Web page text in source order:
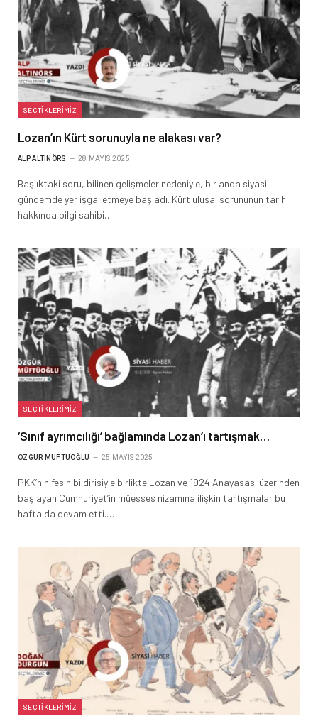
SEÇTIKLERIMIZ
Lozan’ın Kürt sorunuyla ne alakası var?
ALP ALTINÖRS 28 MAYIS 2025
Başlıktaki soru, bilinen gelişmeler nedeniyle, bir anda siyasi
gündemde yer işgal etmeye başladı. Kürt ulusal sorununun tarihi
hakkında bilgi sahibi…
SEÇTIKLERIMIZ
‘Sınıf ayrımcılığı’ bağlamında Lozan’ı tartışmak…
ÖZGÜR MÜFTÜOĞLU 25 MAYIS 2025
PKK’nin fesih bildirisiyle birlikte Lozan ve 1924 Anayasası üzerinden
başlayan Cumhuriyet’in müesses nizamına ilişkin tartışmalar bu
hafta da devam etti.…
SEÇTIKLERIMIZ